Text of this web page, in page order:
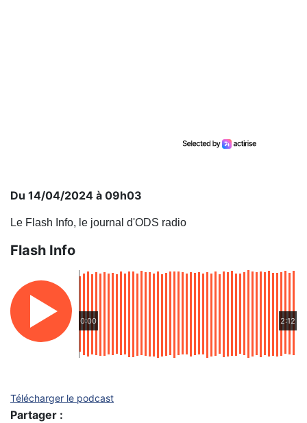
Du 14/04/2024 à 09h03
Le Flash Info, le journal d'ODS radio
Flash Info
0:00 2:12
Télécharger le podcast
Partager :